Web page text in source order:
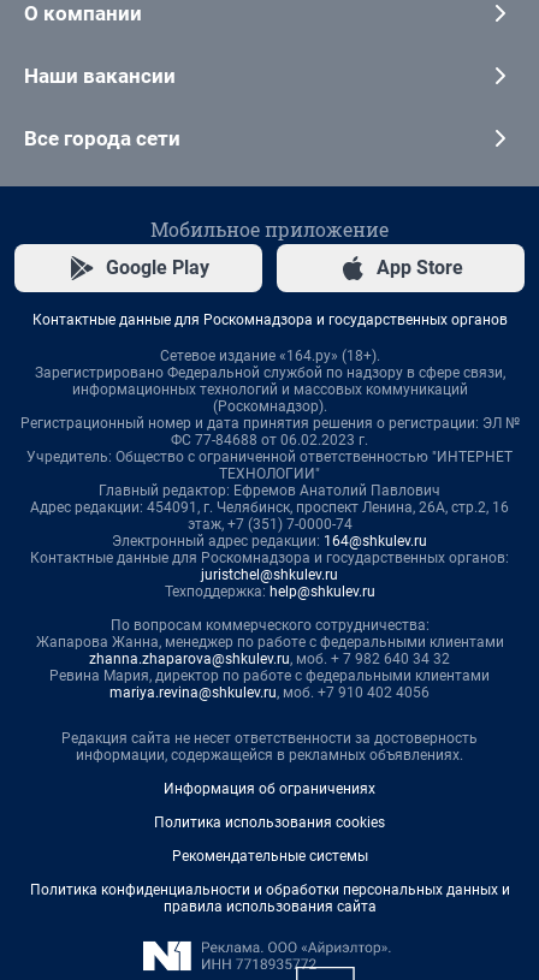
О компании
Наши вакансии
Все города сети
Мобильное приложение
Google Play App Store
Контактные данные для Роскомнадзора и государственных органов
Сетевое издание «164.ру» (18+).
Зарегистрировано Федеральной службой по надзору в сфере связи,
информационных технологий и массовых коммуникаций
(Роскомнадзор).
Регистрационный номер и дата принятия решения о регистрации: ЭЛ №
ФС 77-84688 от 06.02.2023 г.
Учредитель: Общество с ограниченной ответственностью "ИНТЕРНЕТ
ТЕХНОЛОГИИ"
Главный редактор: Ефремов Анатолий Павлович
Адрес редакции: 454091, г. Челябинск, проспект Ленина, 26А, стр.2, 16
этаж, +7 (351) 7-0000-74
Электронный адрес редакции: 164@shkulev.ru
Контактные данные для Роскомнадзора и государственных органов:
juristchel@shkulev.ru
Техподдержка: help@shkulev.ru
По вопросам коммерческого сотрудничества:
Жапарова Жанна, менеджер по работе с федеральными клиентами
zhanna.zhaparova@shkulev.ru, моб. + 7 982 640 34 32
Ревина Мария, директор по работе с федеральными клиентами
mariya.revina@shkulev.ru, моб. +7 910 402 4056
Редакция сайта не несет ответственности за достоверность
информации, содержащейся в рекламных объявлениях.
Информация об ограничениях
Политика использования cookies
Рекомендательные системы
Политика конфиденциальности и обработки персональных данных и
правила использования сайта